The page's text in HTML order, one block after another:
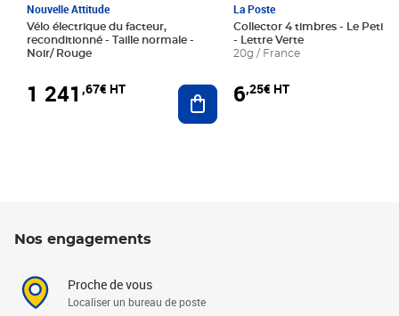
Nouvelle Attitude
Vélo électrique du facteur,
reconditionné - Taille normale -
Noir/ Rouge
1 241 ,67€ HT Ajouter au panier
La Poste
Collector 4 timbres - Le Petit
- Lettre Verte
20g / France
6,25€ HT
Nos engagements
Proche de vous
Localiser un bureau de poste